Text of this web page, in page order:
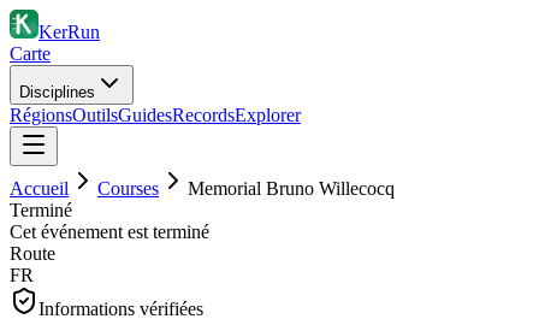
KerRun
Carte
Disciplines
RégionsOutilsGuidesRecordsExplorer
Accueil Courses
Memorial Bruno Willecocq
Terminé
Cet événement est terminé
Route
FR
Informations vérifiées